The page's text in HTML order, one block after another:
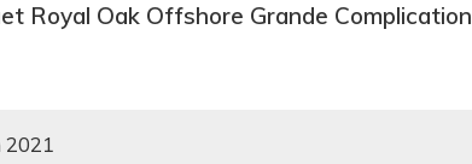
Royal Oak Offshore Grande Complication
2021